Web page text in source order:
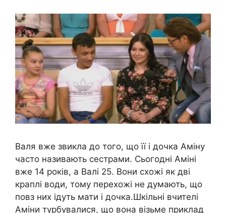
Валя вже звикла до того, що її і дочка Аміну
часто називають сестрами. Сьогодні Аміні
вже 14 років, а Валі 25. Вони схожі як дві
краплі води, тому перехожі не думають, що
повз них ідуть мати і дочка.Шкільні вчителі
Аміни турбувалися, що вона візьме приклад